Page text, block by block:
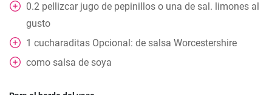
0.2 pellizcar jugo de pepinillos o una de sal. limones al
gusto
1 cucharaditas Opcional: de salsa Worcestershire
como salsa de soya